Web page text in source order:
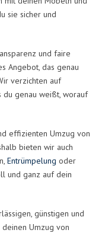
sie sicher und
und faire
Angebot, das genau
verzichten auf
du genau weißt, worauf
effizienten Umzug von
bieten wir auch
Entrümpelung oder
und ganz auf dein
günstigen und
Umzug von